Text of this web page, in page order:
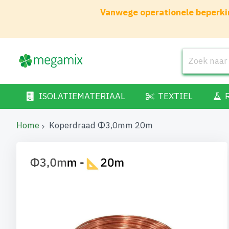
Vanwege operationele
ISOLATIEMATERIAAL TEXTIEL
Home Koperdraad Φ3,0mm 20m
Ga
naar